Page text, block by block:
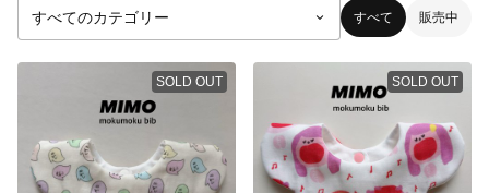
すべて 販売中
SOLD OUT SOLD OUT